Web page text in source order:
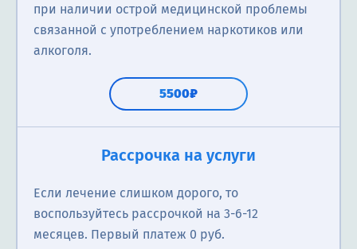
при наличии острой медицинской проблемы
связанной с употреблением наркотиков или
алкоголя.
5500₽
Рассрочка на услуги
Если лечение слишком дорого, то
воспользуйтесь рассрочкой на 3-6-12
месяцев. Первый платеж 0 руб.